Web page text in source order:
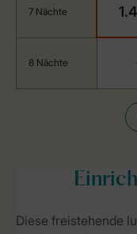
7 Nächte
8 Nächte
Diese freistehende